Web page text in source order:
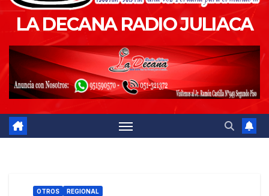
LA DECANA RADIO JULIACA
OTROS REGIONAL